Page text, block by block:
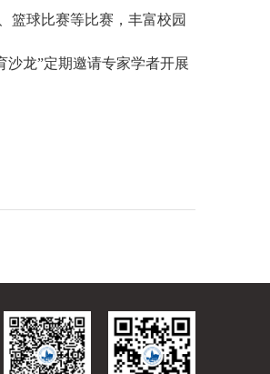
篮球比赛等比赛，丰富校园
沙龙”定期邀请专家学者开展